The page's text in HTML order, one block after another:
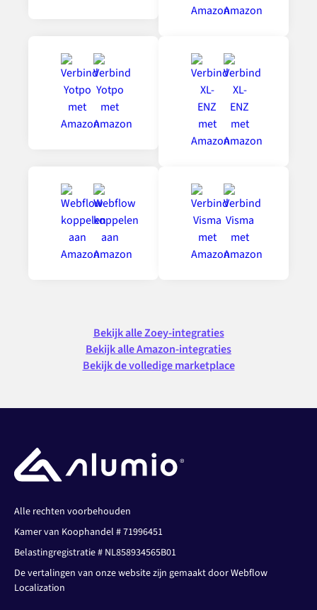
Bekijk alle Zoey-integraties
Bekijk alle Amazon-integraties
Bekijk de volledige marketplace
Alle rechten voorbehouden
Kamer van Koophandel # 71996451
Belastingregistratie # NL858934565B01
De vertalingen van onze website zijn gemaakt door Webflow
Localization